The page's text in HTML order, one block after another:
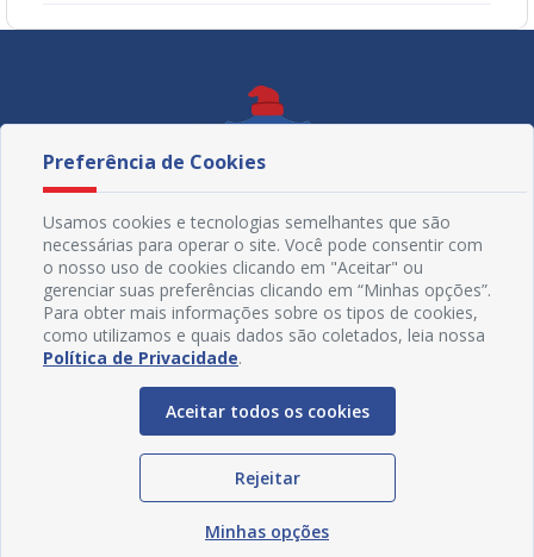
Preferência de Cookies
Usamos cookies e tecnologias semelhantes que são
necessárias para operar o site. Você pode consentir com
o nosso uso de cookies clicando em "Aceitar" ou
gerenciar suas preferências clicando em “Minhas opções”.
Para obter mais informações sobre os tipos de cookies,
como utilizamos e quais dados são coletados, leia nossa
Política de Privacidade.
Aceitar todos os cookies
Rejeitar
Minhas opções